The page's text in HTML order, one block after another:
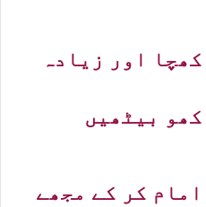
اور زیادہ
بیٹھیں
کر کے مجھے